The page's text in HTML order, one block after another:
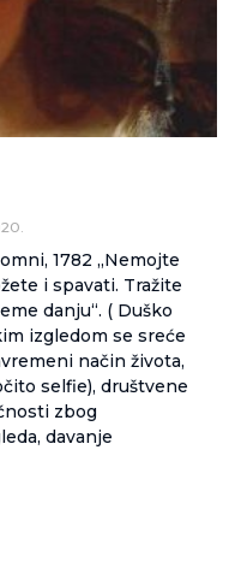
1782 „Nemojte
i spavati. Tražite
danju“. ( Duško
izgledom se sreće
način života,
selfie), društvene
zbog
davanje